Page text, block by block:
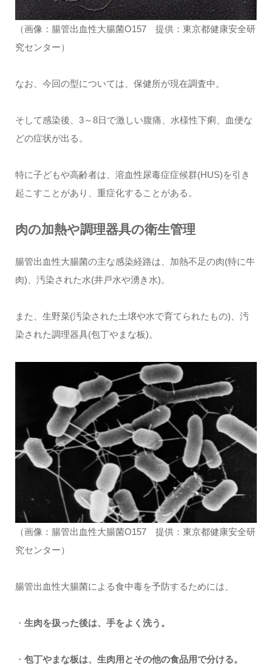
（画像：腸管出血性大腸菌O157 提供：東京都健康安全研
究センター）
なお、今回の型については、保健所が現在調査中。
そして感染後、3～8日で激しい腹痛、水様性下痢、血便な
どの症状が出る。
特に子どもや高齢者は、溶血性尿毒症症候群(HUS)を引き
起こすことがあり、重症化することがある。
肉の加熱や調理器具の衛生管理
腸管出血性大腸菌の主な感染経路は、加熱不足の肉(特に牛
肉)、汚染された水(井戸水や湧き水)。
また、生野菜(汚染された土壌や水で育てられたもの)、汚
染された調理器具(包丁やまな板)。
（画像：腸管出血性大腸菌O157 提供：東京都健康安全研
究センター）
腸管出血性大腸菌による食中毒を予防するためには、
・ 生肉を扱った後は、手をよく洗う。
・ 包丁やまな板は、生肉用とその他の食品用で分ける。